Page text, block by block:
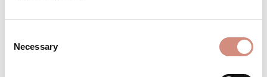
Selection
Necessary
und dein Baby Draußen ist es eisig kalt?
Kein Grund, drinnen zu bleiben: Mit dem